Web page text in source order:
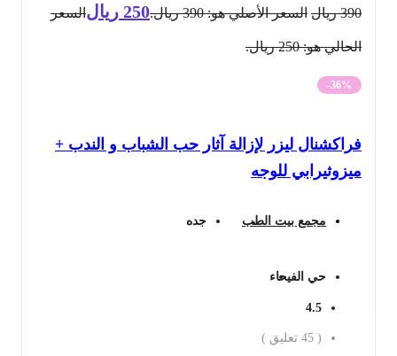
ريال السعر الأصلي هو: 390 ريال. 250 ريالالسعر
الحالي هو: 250 ريال.
-36%
فراكشنال ليزر لإزالة آثار حب الشباب و الندب +
ميزوثيرابي للوجه
مجمع بيت الطب جده
حي الفيحاء
4.5
45 تعليق )